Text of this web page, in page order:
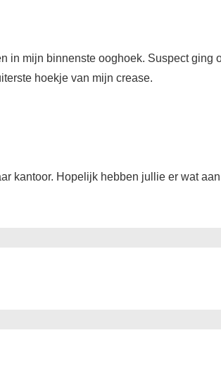
in mijn binnenste ooghoek. Suspect
hoekje van mijn crease.
kantoor. Hopelijk hebben jullie er wat